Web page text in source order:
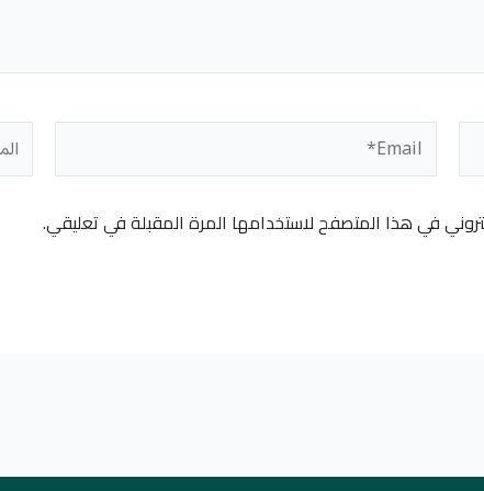
Email*
في هذا المتصفح لاستخدامها المرة المقبلة في تعليقي.